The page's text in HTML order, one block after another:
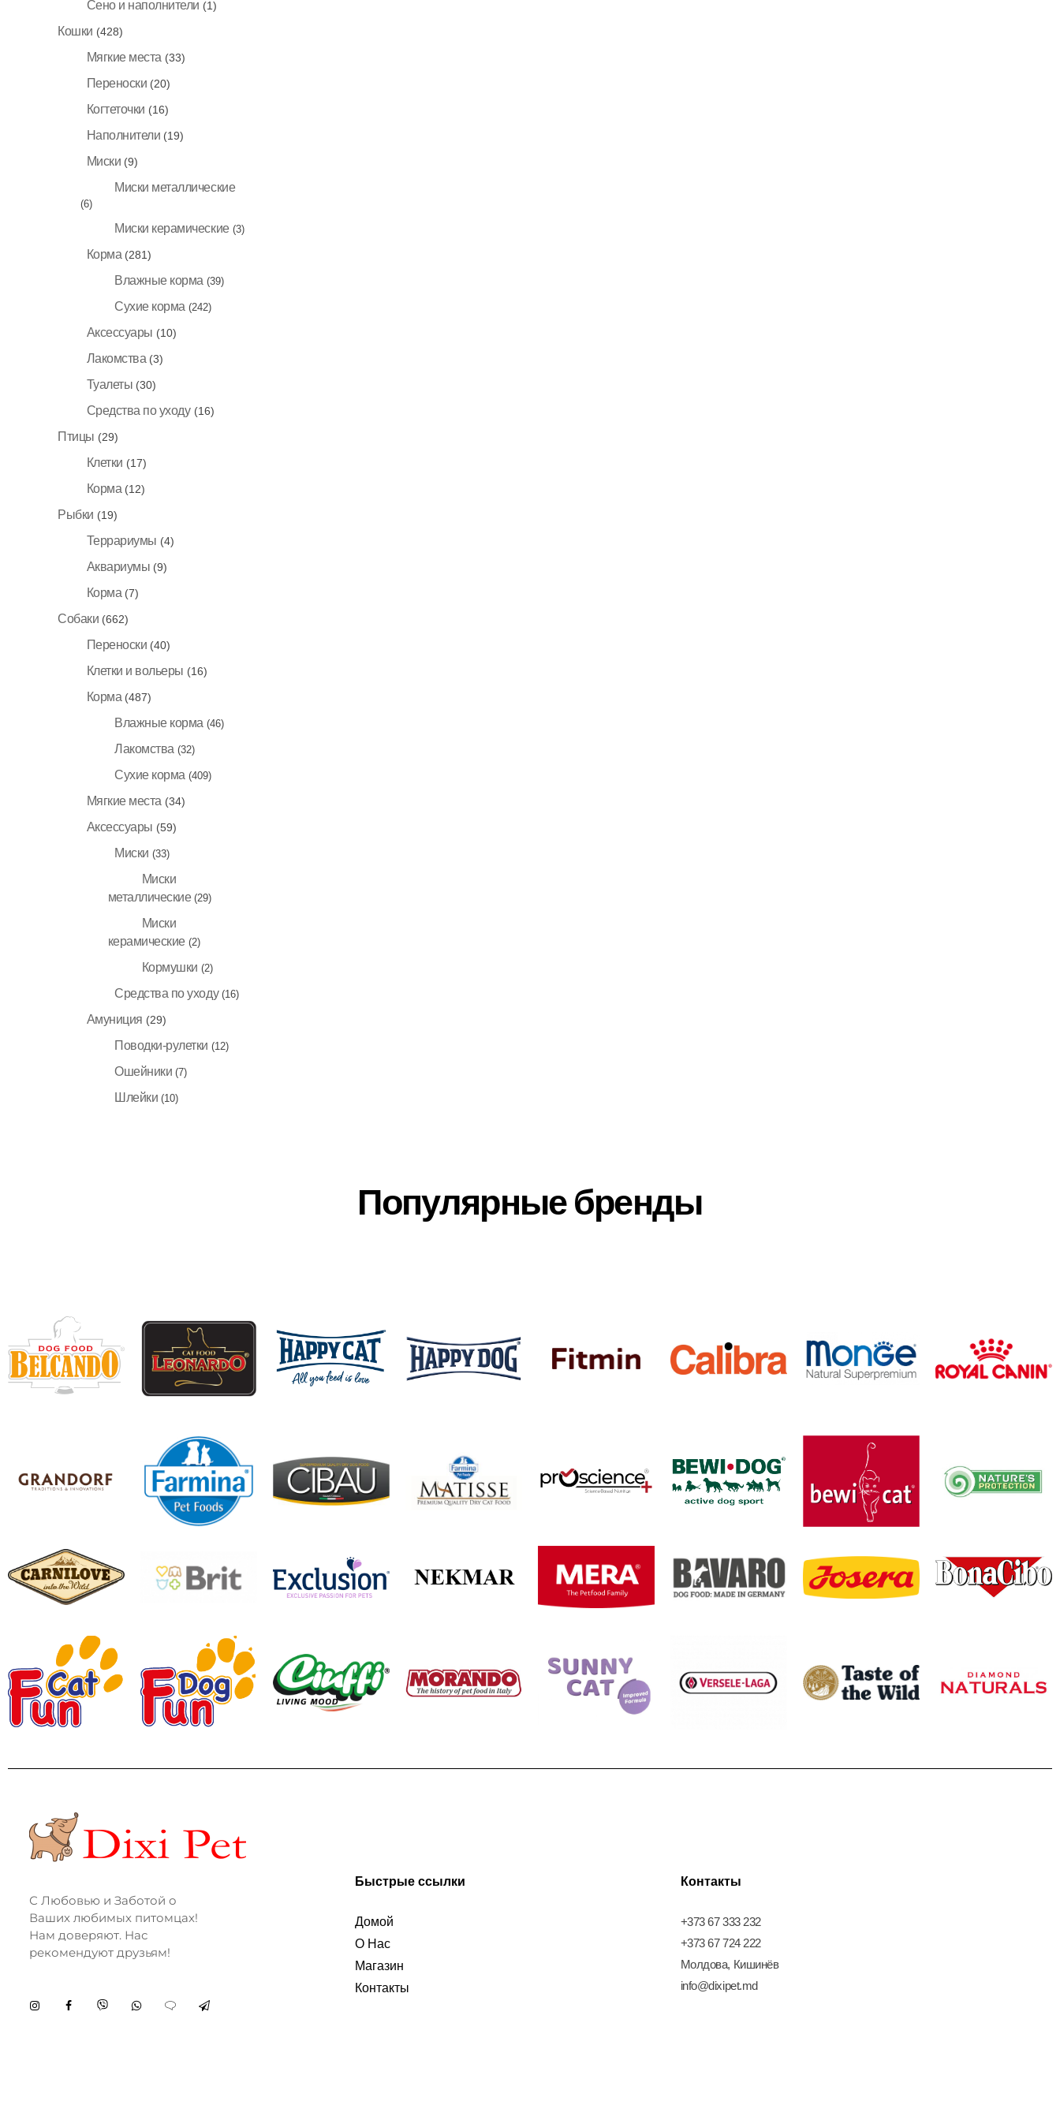
Сено и наполнители (1)
Кошки (428)
Мягкие места (33)
Переноски (20)
Когтеточки (16)
Наполнители (19)
Миски (9)
Миски металлические
(6)
Миски керамические (3)
Корма (281)
Влажные корма (39)
Сухие корма (242)
Аксессуары (10)
Лакомства (3)
Туалеты (30)
Средства по уходу (16)
Птицы (29)
Клетки (17)
Корма (12)
Рыбки (19)
Террариумы (4)
Аквариумы (9)
Корма (7)
Собаки (662)
Переноски (40)
Клетки и вольеры (16)
Корма (487)
Влажные корма (46)
Лакомства (32)
Сухие корма (409)
Мягкие места (34)
Аксессуары (59)
Миски (33)
Миски
металлические (29)
Миски
керамические (2)
Кормушки (2)
Средства по уходу (16)
Амуниция (29)
Поводки-рулетки (12)
Ошейники (7)
Шлейки (10)
Популярные бренды
С Любовью и Заботой о
Ваших любимых питомцах!
Нам доверяют. Нас
рекомендуют друзьям!
Быстрые ссылки
Домой
О Нас
Магазин
Контакты
Контакты
+373 67 333 232
+373 67 724 222
Молдова, Кишинёв
info@dixipet.md